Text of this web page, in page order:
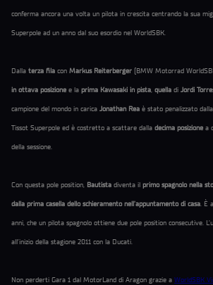
conferma ancora una volta un pilota in crescita centrando la sua
Superpole ad un anno dal suo esordio nel WorldSBK.
Dalla terza fila con Markus Reiterberger (BMW Motorrad
in ottava posizione e la prima Kawasaki in pista, quella di Jordi
campione del mondo in carica Jonathan Rea è stato penalizzato
Tissot Superpole ed è costretto a scattare dalla decima posizione a
della sessione.
Con questa pole position, Bautista diventa il primo spagnolo nella
dalla prima casella dello schieramento nell’appuntamento di casa. È
anni, che un pilota spagnolo ottiene due pole position consecutive.
all’inizio della stagione 2011 con la Ducati.
Non perderti Gara 1 dal MotorLand di Aragon grazie a WorldSBK